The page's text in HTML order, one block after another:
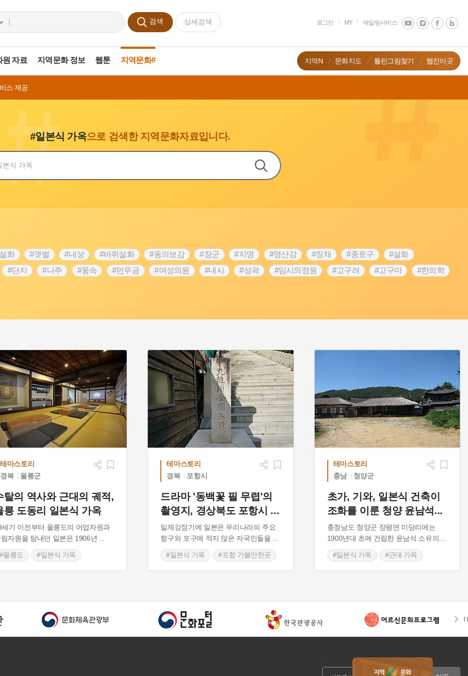
검색 상세검색 로그인 MY 메일링서비스
원 자료 지역문화 정보 웹툰 지역문화# 지역N 문화지도 틀린그림찾기 웹진이곳
스 제공
#일본식 가옥으로 검색한 지역문화자료입니다.
검색
화 #갯벌 #내성 #바위설화 #동의보감 #장군 #지명 #영산강 #징채 #종로구
#설화
#단지 #나주 #풍속 #먼우금 #여성의원 #내시 #성곽 #임시의정원 #고구려 #고구마
#한의학
#3.1운동 #애민 #김마리아 #여성 독립운동가 #28독립선언 #온달 #문화유산 #노원구
#마을
#동화 #생활용품 #의병활동 #영산포 #수령 #부산 #항일투쟁 #남자현
테마스토리
경북
울릉군
탈의 역사와 근대의 궤적,
릉 도동리 일본식 가옥
세기 이전부터 울릉도의 어업자원과
자원을 탐내던 일본은 1906년
#울릉도 #일본식 가옥
#경상북도근대역사
테마스토리
경북
포항시
드라마 '동백꽃 필 무렵'의
촬영지, 경상북도 포항시 ...
일제강점기에 일본은 우리나라의 주요
항구와 포구에 적지 않은 자국민들을
#일본식 가옥 #포항 가볼만한곳
#경상북도 마을이야기
테마스토리
충남
청양군
초가, 기와, 일본식 건축이
조화를 이룬 청양 윤남석...
충청남도 청양군 장평면 미당리에는
1900년대 초에 건립한 윤남석 소유의
#일본식 가옥 #근대 가옥